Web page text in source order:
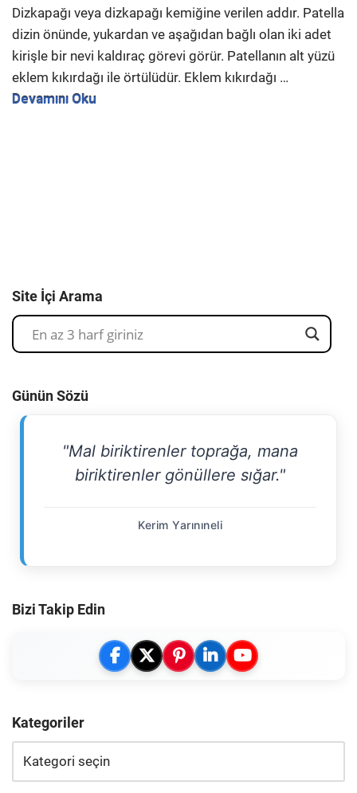
Dizkapağı veya dizkapağı kemiğine verilen addır. Patella
dizin önünde, yukardan ve aşağıdan bağlı olan iki adet
kirişle bir nevi kaldıraç görevi görür. Patellanın alt yüzü
eklem kıkırdağı ile örtülüdür. Eklem kıkırdağı …
Devamını Oku
Site İçi Arama
Günün Sözü
"Mal biriktirenler toprağa, mana
biriktirenler gönüllere sığar."
Kerim Yarınıneli
Bizi Takip Edin
Kategoriler